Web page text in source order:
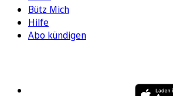
Bütz Mich
Hilfe
Abo kündigen